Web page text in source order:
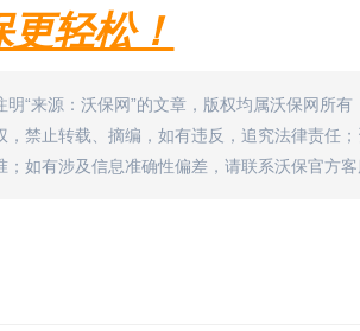
轻松！
明“来源：沃保网”的文章，版权均属沃保网所
，禁止转载、摘编，如有违反，追究法律责任
；如有涉及信息准确性偏差，请联系沃保官方